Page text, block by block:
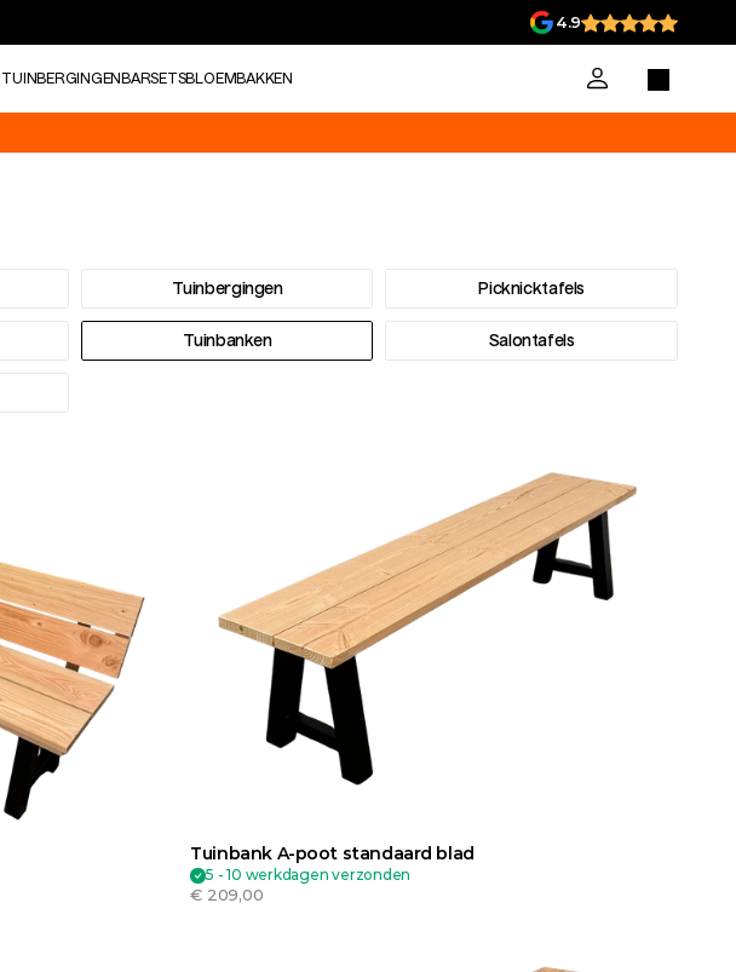
Tuinbergingen Picknicktafels
Tuinbanken Salontafels
Tuinbank A-poot standaard blad
5 - 10 werkdagen verzonden
€ 209,00
4.9
TUINBERGINGEN BARSETSBLOEMBAKKEN